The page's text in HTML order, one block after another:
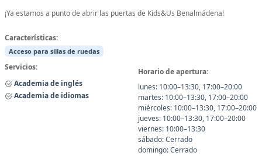
¡Ya estamos a punto de abrir las puertas de Kids&Us Benalmádena!
Características:
Acceso para sillas de ruedas
Servicios:
Academia de inglés
Academia de idiomas
Horario de apertura:
lunes: 10:00–13:30, 17:00–20:00
martes: 10:00–13:30, 17:00–20:00
miércoles: 10:00–13:30, 17:00–20:00
jueves: 10:00–13:30, 17:00–20:00
viernes: 10:00–13:30
sábado: Cerrado
domingo: Cerrado